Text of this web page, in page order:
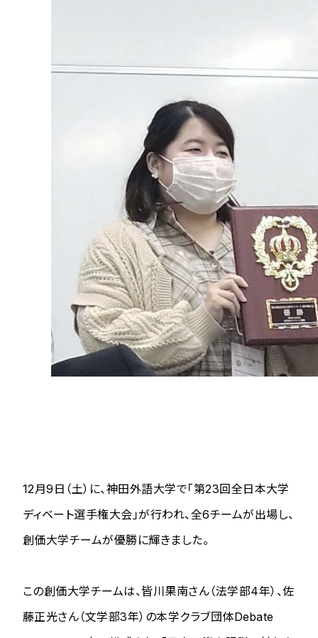
12月9日（土）に、神田外語大学で「第23回全日本大学
ディベート選手権大会」が行われ、全6チームが出場し、
創価大学チームが優勝に輝きました。
この創価大学チームは、皆川果南さん（法学部4年）、佐
藤正光さん（文学部3年）の本学クラブ団体Debate